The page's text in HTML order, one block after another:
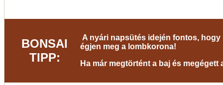
BONSAI
TIPP:
A nyári napsütés idején fontos,
égjen meg a lombkorona!
Ha már megtörtént a baj és